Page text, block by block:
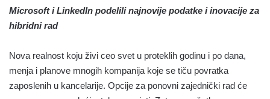
Microsoft i LinkedIn podelili najnovije podatke i inovacije za
hibridni rad
Nova realnost koju živi ceo svet u proteklih godinu i po dana,
menja i planove mnogih kompanija koje se tiču povratka
zaposlenih u kancelarije. Opcije za ponovni zajednički rad će